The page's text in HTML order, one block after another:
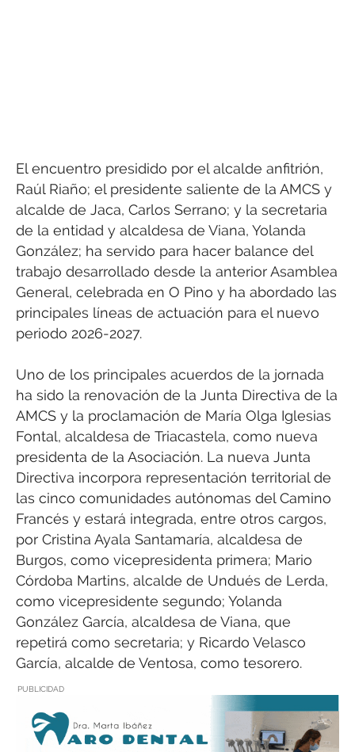
El encuentro presidido por el alcalde anfitrión,
Raúl Riaño; el presidente saliente de la AMCS y
alcalde de Jaca, Carlos Serrano; y la secretaria
de la entidad y alcaldesa de Viana, Yolanda
González; ha servido para hacer balance del
trabajo desarrollado desde la anterior Asamblea
General, celebrada en O Pino y ha abordado las
principales líneas de actuación para el nuevo
periodo 2026-2027.
Uno de los principales acuerdos de la jornada
ha sido la renovación de la Junta Directiva de la
AMCS y la proclamación de María Olga Iglesias
Fontal, alcaldesa de Triacastela, como nueva
presidenta de la Asociación. La nueva Junta
Directiva incorpora representación territorial de
las cinco comunidades autónomas del Camino
Francés y estará integrada, entre otros cargos,
por Cristina Ayala Santamaría, alcaldesa de
Burgos, como vicepresidenta primera; Mario
Córdoba Martins, alcalde de Undués de Lerda,
como vicepresidente segundo; Yolanda
González García, alcaldesa de Viana, que
repetirá como secretaria; y Ricardo Velasco
García, alcalde de Ventosa, como tesorero.
PUBLICIDAD